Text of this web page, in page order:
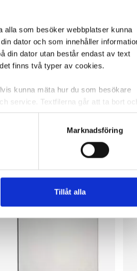
alla som besöker webbplatser kunna
dator och som innehåller
din dator utan består endast av text
finns två typer av cookies.
kunna mäta hur du som besökare
service. Textfilerna går att ta bort
är endast ett unikt nummer utan
du är inne och besöker sidan delar
tillhandahålla funktioner för
Marknadsföring
Tillåt alla
Whiteboard E3 emalj 250x120cm
3 032,07 kr/st
ca 2 dagar
KÖP
3